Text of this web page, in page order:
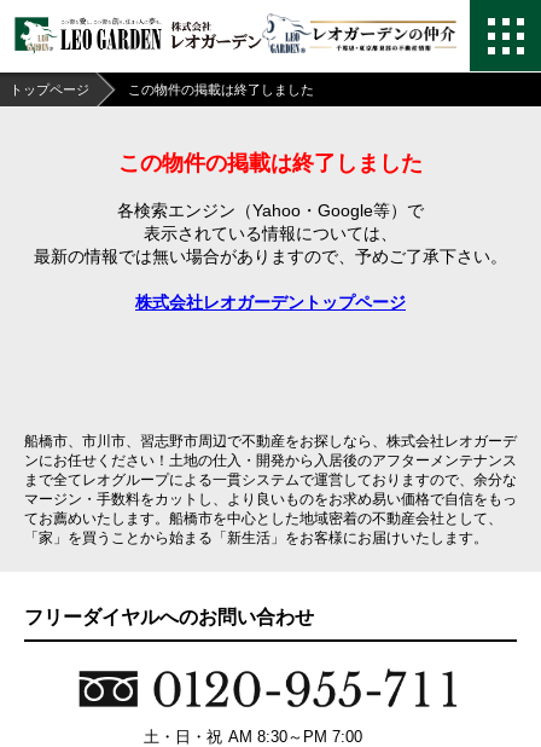
トップページ この物件の掲載は終了しました
この物件の掲載は終了しました
各検索エンジン（Yahoo・Google等）で
表示されている情報については、
最新の情報では無い場合がありますので、 予めご了承下さい。
株式会社レオガーデントップページ
船橋市、市川市、習志野市周辺で不動産をお探しなら、株式会社レオガーデ
ンにお任せください！土地の仕入・開発から入居後のアフターメンテナンス
まで全てレオグループによる一貫システムで運営しておりますので、余分な
マージン・手数料をカットし、より良いものをお求め易い価格で自信をもっ
てお薦めいたします。船橋市を中心とした地域密着の不動産会社として、
「家」を買うことから始まる「新生活」をお客様にお届けいたします。
フリーダイヤルへのお問い合わせ
土・日・祝 AM 8:30～PM 7:00